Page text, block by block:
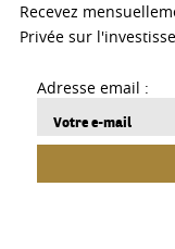
Recevez
Privée sur
Adresse email :